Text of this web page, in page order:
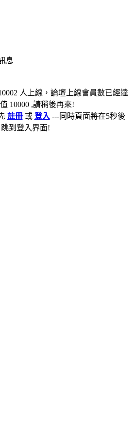
息
人上線，論壇上線會員數已經達
10000 ,請稍後再來!
註冊或 登入 ---同時頁面將在5秒後
跳到登入界面!